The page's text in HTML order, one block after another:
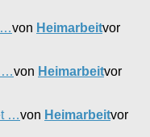
…von Heimarbeitvor
…von Heimarbeitvor
…von Heimarbeitvor